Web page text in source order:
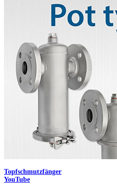
Topfschmutzfänger
YouTube